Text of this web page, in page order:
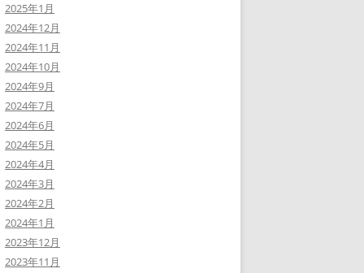
2025年1月
2024年12月
2024年11月
2024年10月
2024年9月
2024年7月
2024年6月
2024年5月
2024年4月
2024年3月
2024年2月
2024年1月
2023年12月
2023年11月